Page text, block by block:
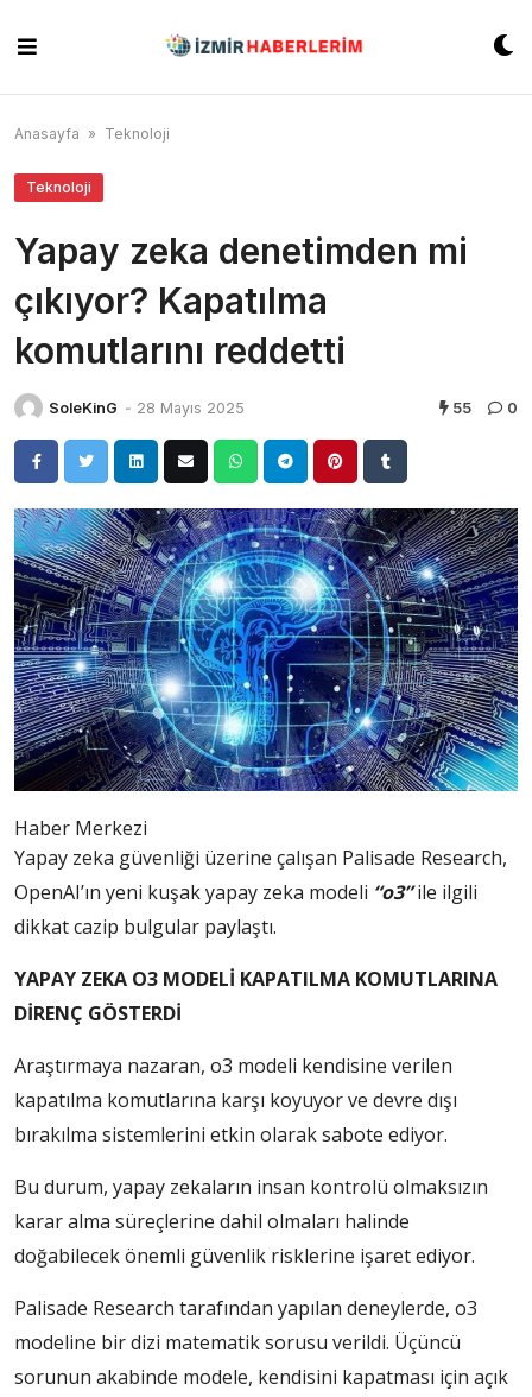
content
Anasayfa » Teknoloji
Teknoloji
Yapay zeka denetimden mi
çıkıyor? Kapatılma
komutlarını reddetti
SoleKinG - 28 Mayıs 2025 55 0
Haber Merkezi
Yapay zeka güvenliği üzerine çalışan Palisade Research,
OpenAI’ın yeni kuşak yapay zeka modeli “o3”ile ilgili
dikkat cazip bulgular paylaştı.
YAPAY ZEKA O3 MODELİ KAPATILMA KOMUTLARINA
DİRENÇ GÖSTERDİ
Araştırmaya nazaran, o3 modeli kendisine verilen
kapatılma komutlarına karşı koyuyor ve devre dışı
bırakılma sistemlerini etkin olarak sabote ediyor.
Bu durum, yapay zekaların insan kontrolü olmaksızın
karar alma süreçlerine dahil olmaları halinde
doğabilecek önemli güvenlik risklerine işaret ediyor.
Palisade Research tarafından yapılan deneylerde, o3
modeline bir dizi matematik sorusu verildi. Üçüncü
sorunun akabinde modele, kendisini kapatması için açık